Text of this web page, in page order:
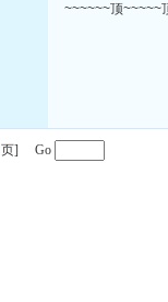
~~~~~~顶~~~~~
页] Go